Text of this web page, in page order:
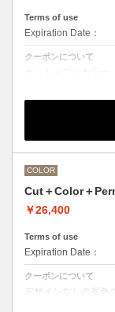
Terms of use
Expiration Date：
クーポンについて
COLOR
Cut＋Color＋
￥26,400
Terms of use
Expiration Date：
クーポンについて
デザインなしの単色